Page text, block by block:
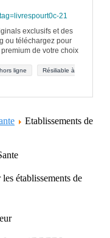
21
exclusifs et des
ou téléchargez pour
de votre choix
ligne
Résiliable à
Etablissements de
établissements de